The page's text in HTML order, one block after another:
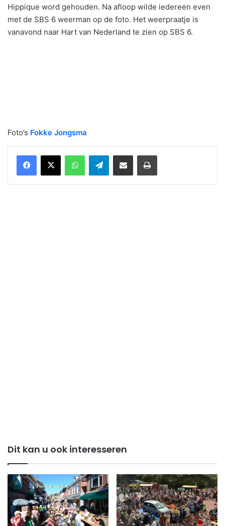
Hippique word gehouden. Na afloop wilde iedereen even
met de SBS 6 weerman op de foto. Het weerpraatje is
vanavond naar Hart van Nederland te zien op SBS 6.
Foto’s Fokke Jongsma
WhatsAppTelegramDelen via Email Print
Dit kan u ook interesseren